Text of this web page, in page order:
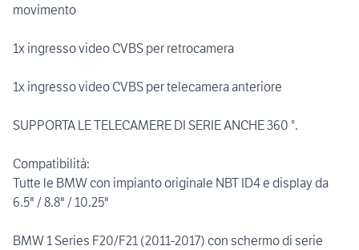
movimento
1x ingresso video CVBS per retrocamera
1x ingresso video CVBS per telecamera anteriore
SUPPORTA LE TELECAMERE DI SERIE ANCHE 360 °.
Compatibilità:
Tutte le BMW con impianto originale NBT ID4 e display da
6.5" / 8.8" / 10.25"
BMW 1 Series F20/F21 (2011-2017) con schermo di serie